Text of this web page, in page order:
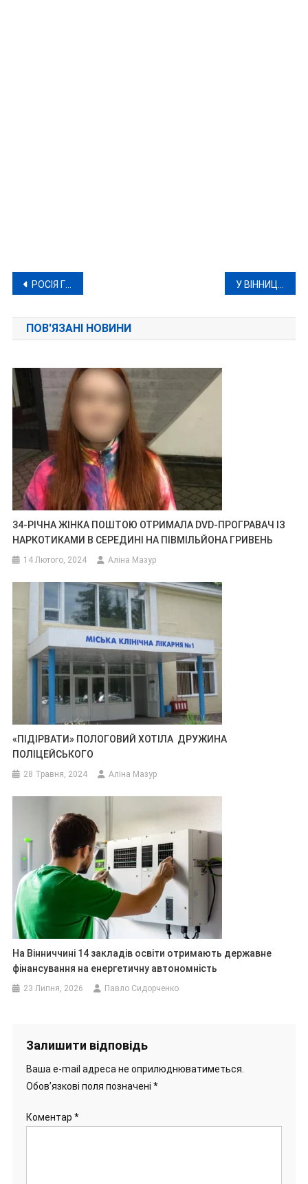
Навігація
записів
РОСІЯ ГОТУЄТЬСЯ ДО МАСОВАНОГО РАКЕТНОГО ОБСТРІЛУ УКРАЇНИ
ПОВ'ЯЗАНІ НОВИНИ
34-РІЧНА ЖІНКА ПОШТОЮ ОТРИМАЛА DVD-ПРОГРАВАЧ ІЗ
НАРКОТИКАМИ В СЕРЕДИНІ НА ПІВМІЛЬЙОНА ГРИВЕНЬ
14 Лютого, 2024 Аліна Мазур
«ПІДІРВАТИ» ПОЛОГОВИЙ ХОТІЛА ДРУЖИНА
ПОЛІЦЕЙСЬКОГО
28 Травня, 2024 Аліна Мазур
На Вінниччині 14 закладів освіти отримають державне
фінансування на енергетичну автономність
23 Липня, 2026 Павло Сидорченко
Залишити відповідь
Ваша e-mail адреса не оприлюднюватиметься.
Обов’язкові поля позначені *
Коментар *